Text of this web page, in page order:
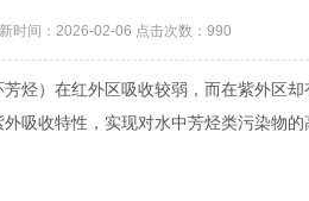
时间：2026-02-06 点击次数：990
烃）在红外区吸收较弱，而在紫外区
收特性，实现对水中芳烃类污染物的